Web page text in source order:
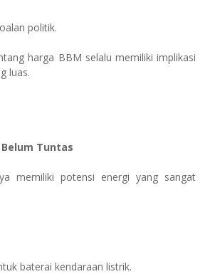
politik.
harga BBM selalu memiliki implikasi
luas.
Tuntas
memiliki potensi energi yang sangat
baterai kendaraan listrik.